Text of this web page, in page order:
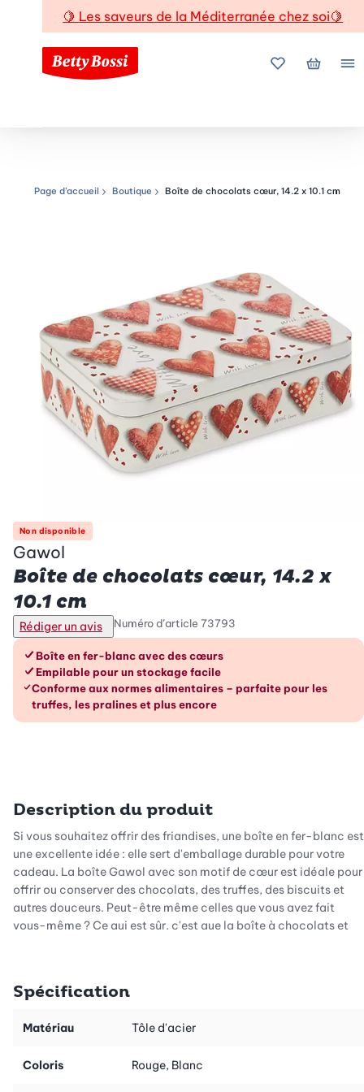
🍋 Les saveurs de la Méditerranée chez soi🍋
Mes favoris
Mon
Chemin de navigation
Page d’accueil Boutique Boîte de chocolats cœur, 14.2 x 10.1 cm
Non disponible
Gawol
Boîte de chocolats cœur, 14.2 x
10.1 cm
Rédiger un avis Numéro d’article 73793
Les avantages en un coup d’œil
Boîte en fer-blanc avec des cœurs
Empilable pour un stockage facile
Conforme aux normes alimentaires – parfaite pour les
truffes, les pralines et plus encore
Description du produit
Si vous souhaitez offrir des friandises, une boîte en fer-blanc est
une excellente idée : elle sert d'emballage durable pour votre
cadeau. La boîte Gawol avec son motif de cœur est idéale pour
offrir ou conserver des chocolats, des truffes, des biscuits et
autres douceurs. Peut-être même celles que vous avez fait
vous-même ? Ce qui est sûr, c'est que la boîte à chocolats et
une petite attention à l'occasion de la Saint-Valentin ou de la
garder des aliments. Là où il y a autant d'amour que dans cette
Spécification
Matériau Tôle d'acier
Coloris Rouge, Blanc